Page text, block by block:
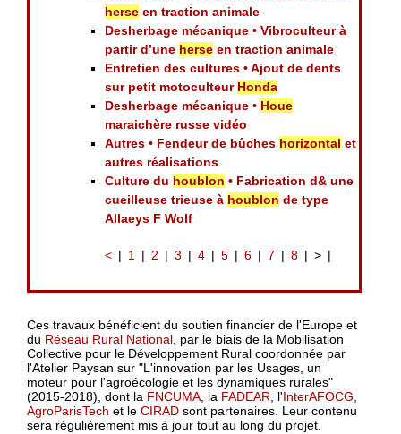
herse en traction animale
Desherbage mécanique • Vibroculteur à
partir d’une herse en traction animale
Entretien des cultures • Ajout de dents
sur petit motoculteur Honda
Desherbage mécanique • Houe
maraichère russe vidéo
Autres • Fendeur de bûches horizontal et
autres réalisations
Culture du houblon • Fabrication d& une
cueilleuse trieuse à houblon de type
Allaeys F Wolf
< 1 2 3 4 5 6 7 8 >
Ces travaux bénéficient du soutien financier de l'Europe et
du Réseau Rural National, par le biais de la Mobilisation
Collective pour le Développement Rural coordonnée par
l'Atelier Paysan sur "L'innovation par les Usages, un
moteur pour l'agroécologie et les dynamiques rurales"
(2015-2018), dont la FNCUMA, la FADEAR, l'InterAFOCG,
AgroParisTech et le CIRAD sont partenaires. Leur contenu
sera régulièrement mis à jour tout au long du projet.